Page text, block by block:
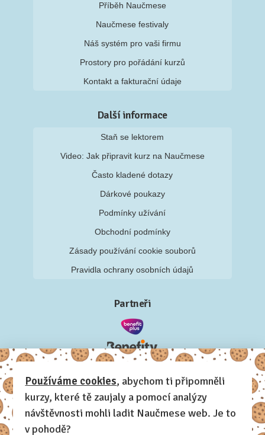
Příběh Naučmese
Naučmese festivaly
Náš systém pro vaši firmu
Prostory pro pořádání kurzů
Kontakt a fakturační údaje
Další informace
Staň se lektorem
Video: Jak připravit kurz na Naučmese
Často kladené dotazy
Dárkové poukazy
Podmínky užívání
Obchodní podmínky
Zásady používání cookie souborů
Pravidla ochrany osobních údajů
Partneři
Používáme cookies, abychom ti připomněli
kurzy, které tě zaujaly a pomocí analýzy
návštěvnosti mohli ladit Naučmese web. Je to
v pohodě?